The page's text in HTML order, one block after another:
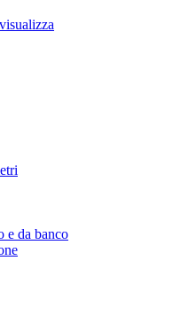
e da banco